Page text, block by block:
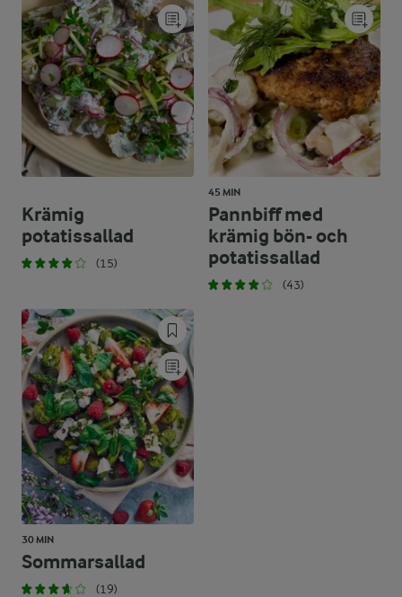
Krämig
potatissallad
(15)
45 MIN
Pannbiff med
krämig bön- och
potatissallad
(43)
30 MIN
Sommarsallad
(19)